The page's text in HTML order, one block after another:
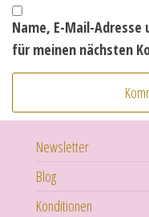
Name, E-Mail-
für meinen nächsten
Newsletter
Blog
Konditionen